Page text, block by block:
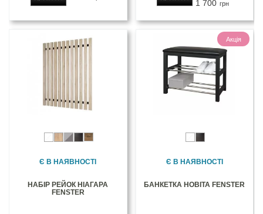
1 700 грн
Є В НАЯВНОСТІ
НАБІР РЕЙОК НІАГАРА
FENSTER
Акція
Є В НАЯВНОСТІ
БАНКЕТКА НОВІТА FENSTER